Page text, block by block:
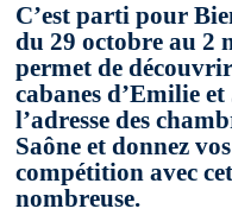
C’est parti pour
du 29 octobre au 2
permet de
cabanes d’Emilie
l’adresse des
Saône et donnez
compétition avec
nombreuse.